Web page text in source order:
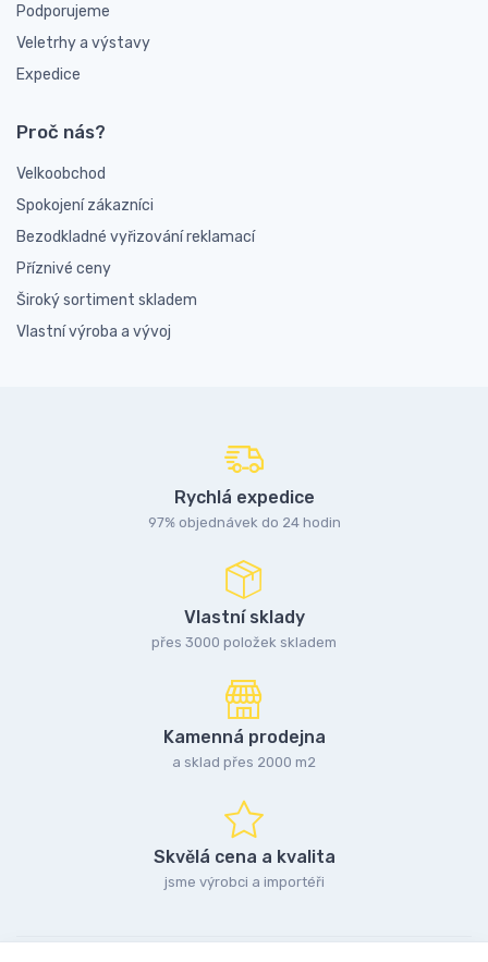
Podporujeme
Veletrhy a výstavy
Expedice
Proč nás?
Velkoobchod
Spokojení zákazníci
Bezodkladné vyřizování reklamací
Příznivé ceny
Široký sortiment skladem
Vlastní výroba a vývoj
Rychlá expedice
97% objednávek do 24 hodin
Vlastní sklady
přes 3000 položek skladem
Kamenná prodejna
a sklad přes 2000 m2
Skvělá cena a kvalita
jsme výrobci a importéři